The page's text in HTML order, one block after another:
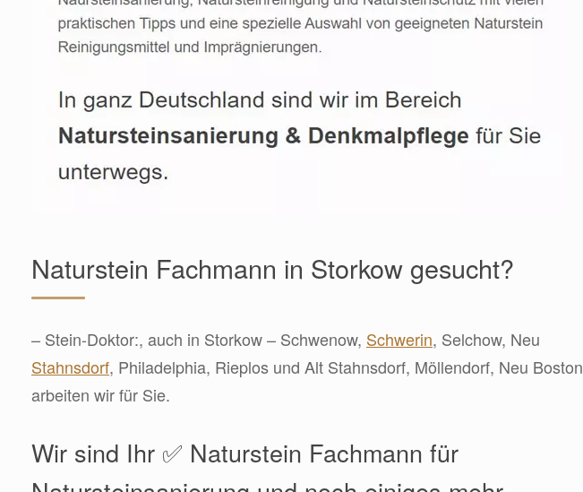
Naturstein Fachmann in Storkow gesucht?
– Stein-Doktor:, auch in Storkow – Schwenow, Schwerin, Selchow, Neu
Stahnsdorf, Philadelphia, Rieplos und Alt Stahnsdorf, Möllendorf, Neu Boston
arbeiten wir für Sie.
Wir sind Ihr ✅ Naturstein Fachmann für